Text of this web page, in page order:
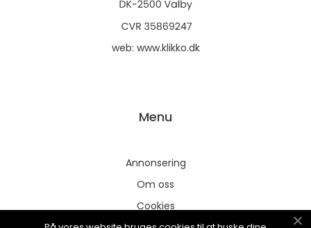
web: www.klikko.dk
Menu
Annonsering
Om oss
Cookies